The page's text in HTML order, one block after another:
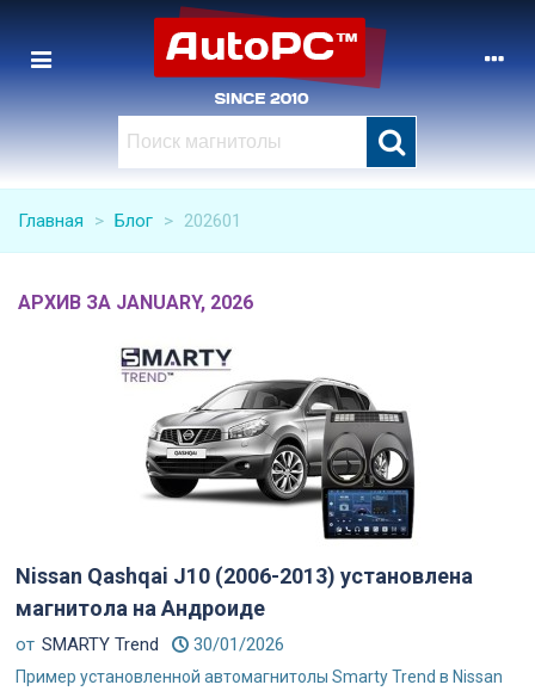
Главная > Блог > 202601
АРХИВ ЗА JANUARY, 2026
Nissan Qashqai J10 (2006-2013) установлена
магнитола на Андроиде
от SMARTY Trend 30/01/2026
Пример установленной автомагнитолы Smarty Trend в Nissan